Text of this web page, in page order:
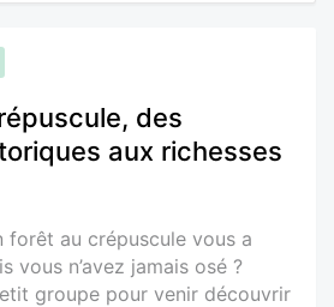
des
aux richesses
forêt au crépuscule vous a
vous n’avez jamais osé ?
groupe pour venir découvrir